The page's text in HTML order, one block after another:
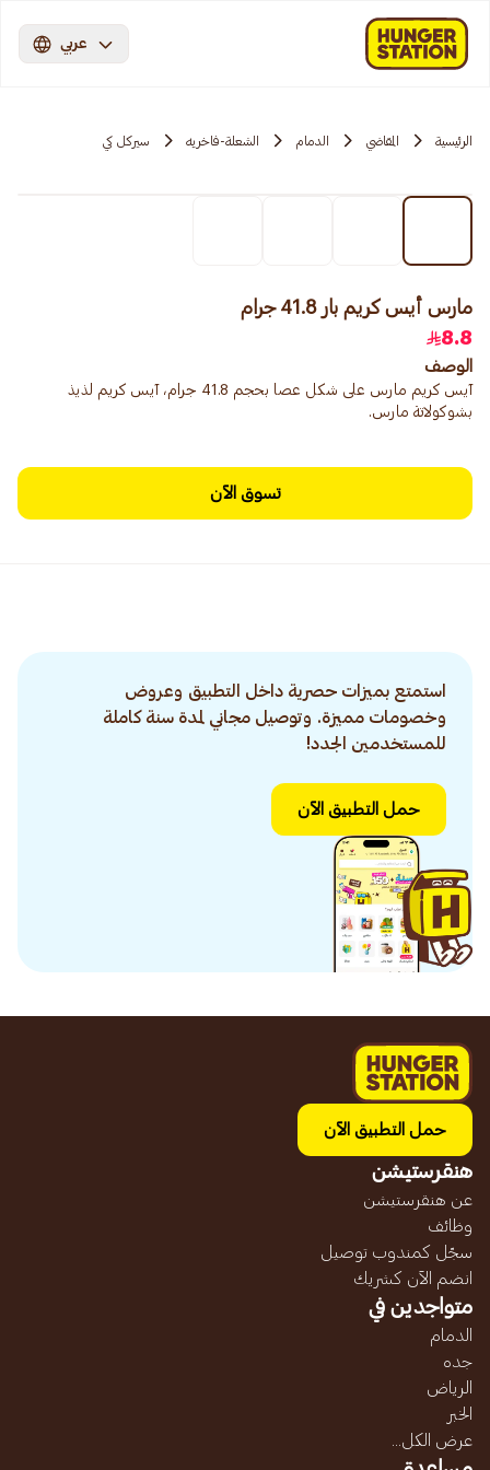
عربي
الرئيسية المقاضي الدمام الشعلة-فاخريه سيركل كي
مارس أيس كريم بار 41.8 جرام
8.8
الوصف
آيس كريم مارس على شكل عصا بحجم 41.8 جرام، آيس كريم لذيذ
بشوكولاتة مارس.
تسوق الآن
استمتع بميزات حصرية داخل التطبيق وعروض
وخصومات مميزة. وتوصيل مجاني لمدة سنة كاملة
للمستخدمين الجدد!
حمل التطبيق الآن
حمل التطبيق الآن
هنقرستيشن
عن هنقرستيشن
وظائف
سجّل كمندوب توصيل
انضم الآن كشريك
متواجدين في
الدمام
جده
الرياض
الخبر
عرض الكل...